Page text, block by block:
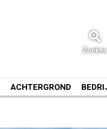
Zoeken
ACHTERGROND